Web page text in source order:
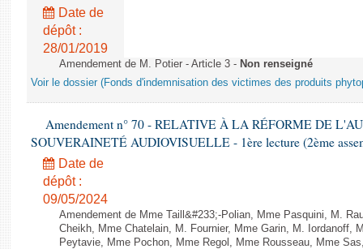
Date de
dépôt :
28/01/2019
Amendement de M. Potier - Article 3 - Non renseigné
Voir le dossier (Fonds d'indemnisation des victimes des produits
Amendement n° 70 - RELATIVE À LA RÉFORME DE
SOUVERAINETÉ AUDIOVISUELLE - 1ère lecture (2ème
Date de
dépôt :
09/05/2024
Amendement de Mme Taill&#233;-Polian, Mme Pasquini, M.
Cheikh, Mme Chatelain, M. Fournier, Mme Garin, M. Iordanoff,
Peytavie, Mme Pochon, Mme Regol, Mme Rousseau, Mme